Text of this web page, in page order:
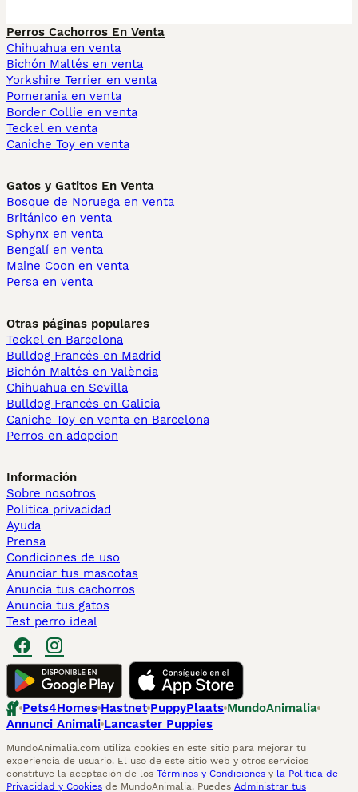
Perros Cachorros En Venta
Chihuahua en venta
Bichón Maltés en venta
Yorkshire Terrier en venta
Pomerania en venta
Border Collie en venta
Teckel en venta
Caniche Toy en venta
Gatos y Gatitos En Venta
Bosque de Noruega en venta
Británico en venta
Sphynx en venta
Bengalí en venta
Maine Coon en venta
Persa en venta
Otras páginas populares
Teckel en Barcelona
Bulldog Francés en Madrid
Bichón Maltés en València
Chihuahua en Sevilla
Bulldog Francés en Galicia
Caniche Toy en venta en Barcelona
Perros en adopcion
Información
Sobre nosotros
Politica privacidad
Ayuda
Prensa
Condiciones de uso
Anunciar tus mascotas
Anuncia tus cachorros
Anuncia tus gatos
Test perro ideal
Pets4Homes Hastnet PuppyPlaats MundoAnimalia
Annunci Animali Lancaster Puppies
MundoAnimalia.com utiliza cookies en este sitio para mejorar tu
experiencia de usuario. El uso de este sitio web y otros servicios
constituye la aceptación de los Términos y Condiciones y la Política de
Privacidad y Cookies de MundoAnimalia. Puedes Administrar tus